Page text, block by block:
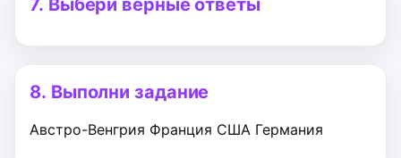
7. Выбери верные ответы
8. Выполни задание
Австро-Венгрия Франция США Германия